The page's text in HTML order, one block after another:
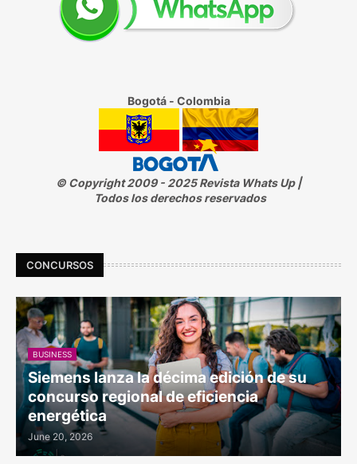
Bogotá - Colombia
© Copyright 2009 - 2025 Revista Whats Up |
Todos los derechos reservados
CONCURSOS
BUSINESS
Siemens lanza la décima edición de su
concurso regional de eficiencia
energética
June 20, 2026